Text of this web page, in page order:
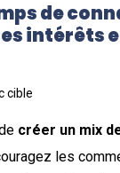
de
intérêts
créer un mix
les